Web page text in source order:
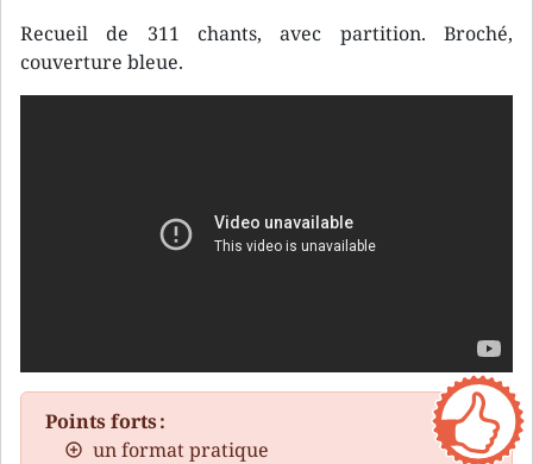
Recueil de 311 chants, avec partition. Broché,
couverture bleue.
Points forts :
un format pratique